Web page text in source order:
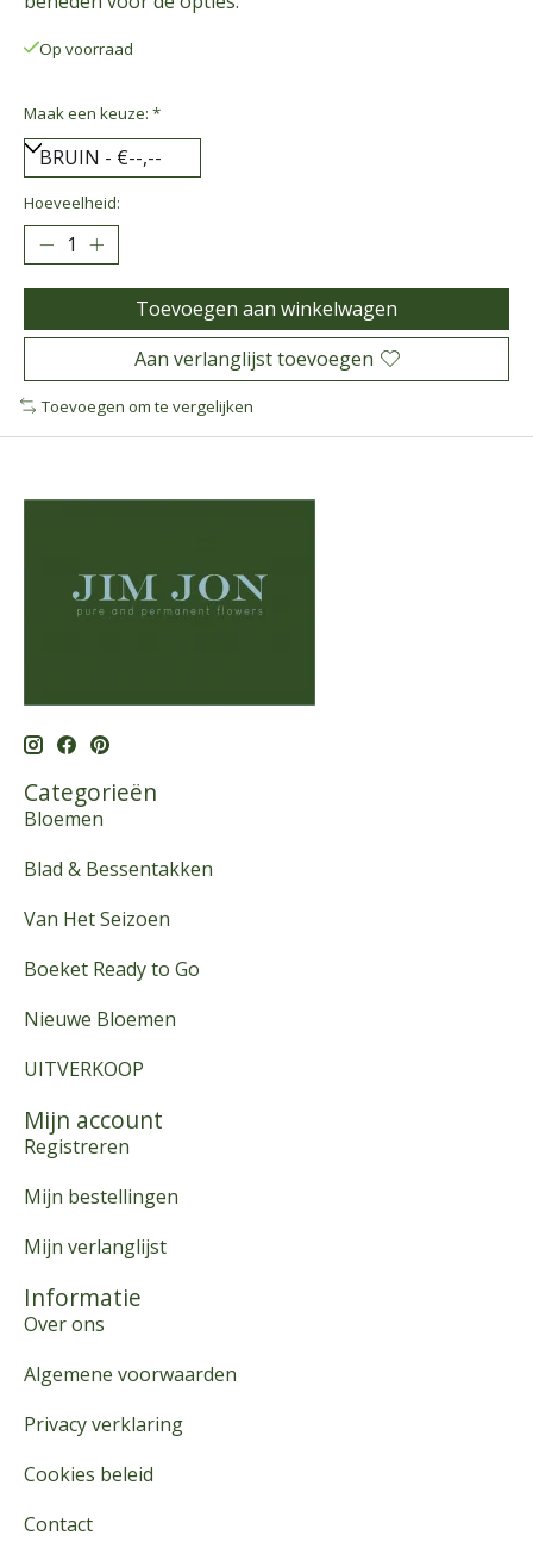
Op voorraad
Maak een keuze: *
Hoeveelheid:
Toevoegen aan winkelwagen
Aan verlanglijst toevoegen
Toevoegen om te vergelijken
Categorieën
Bloemen
Blad & Bessentakken
Van Het Seizoen
Boeket Ready to Go
Nieuwe Bloemen
UITVERKOOP
Mijn account
Registreren
Mijn bestellingen
Mijn verlanglijst
Informatie
Over ons
Algemene voorwaarden
Privacy verklaring
Cookies beleid
Contact